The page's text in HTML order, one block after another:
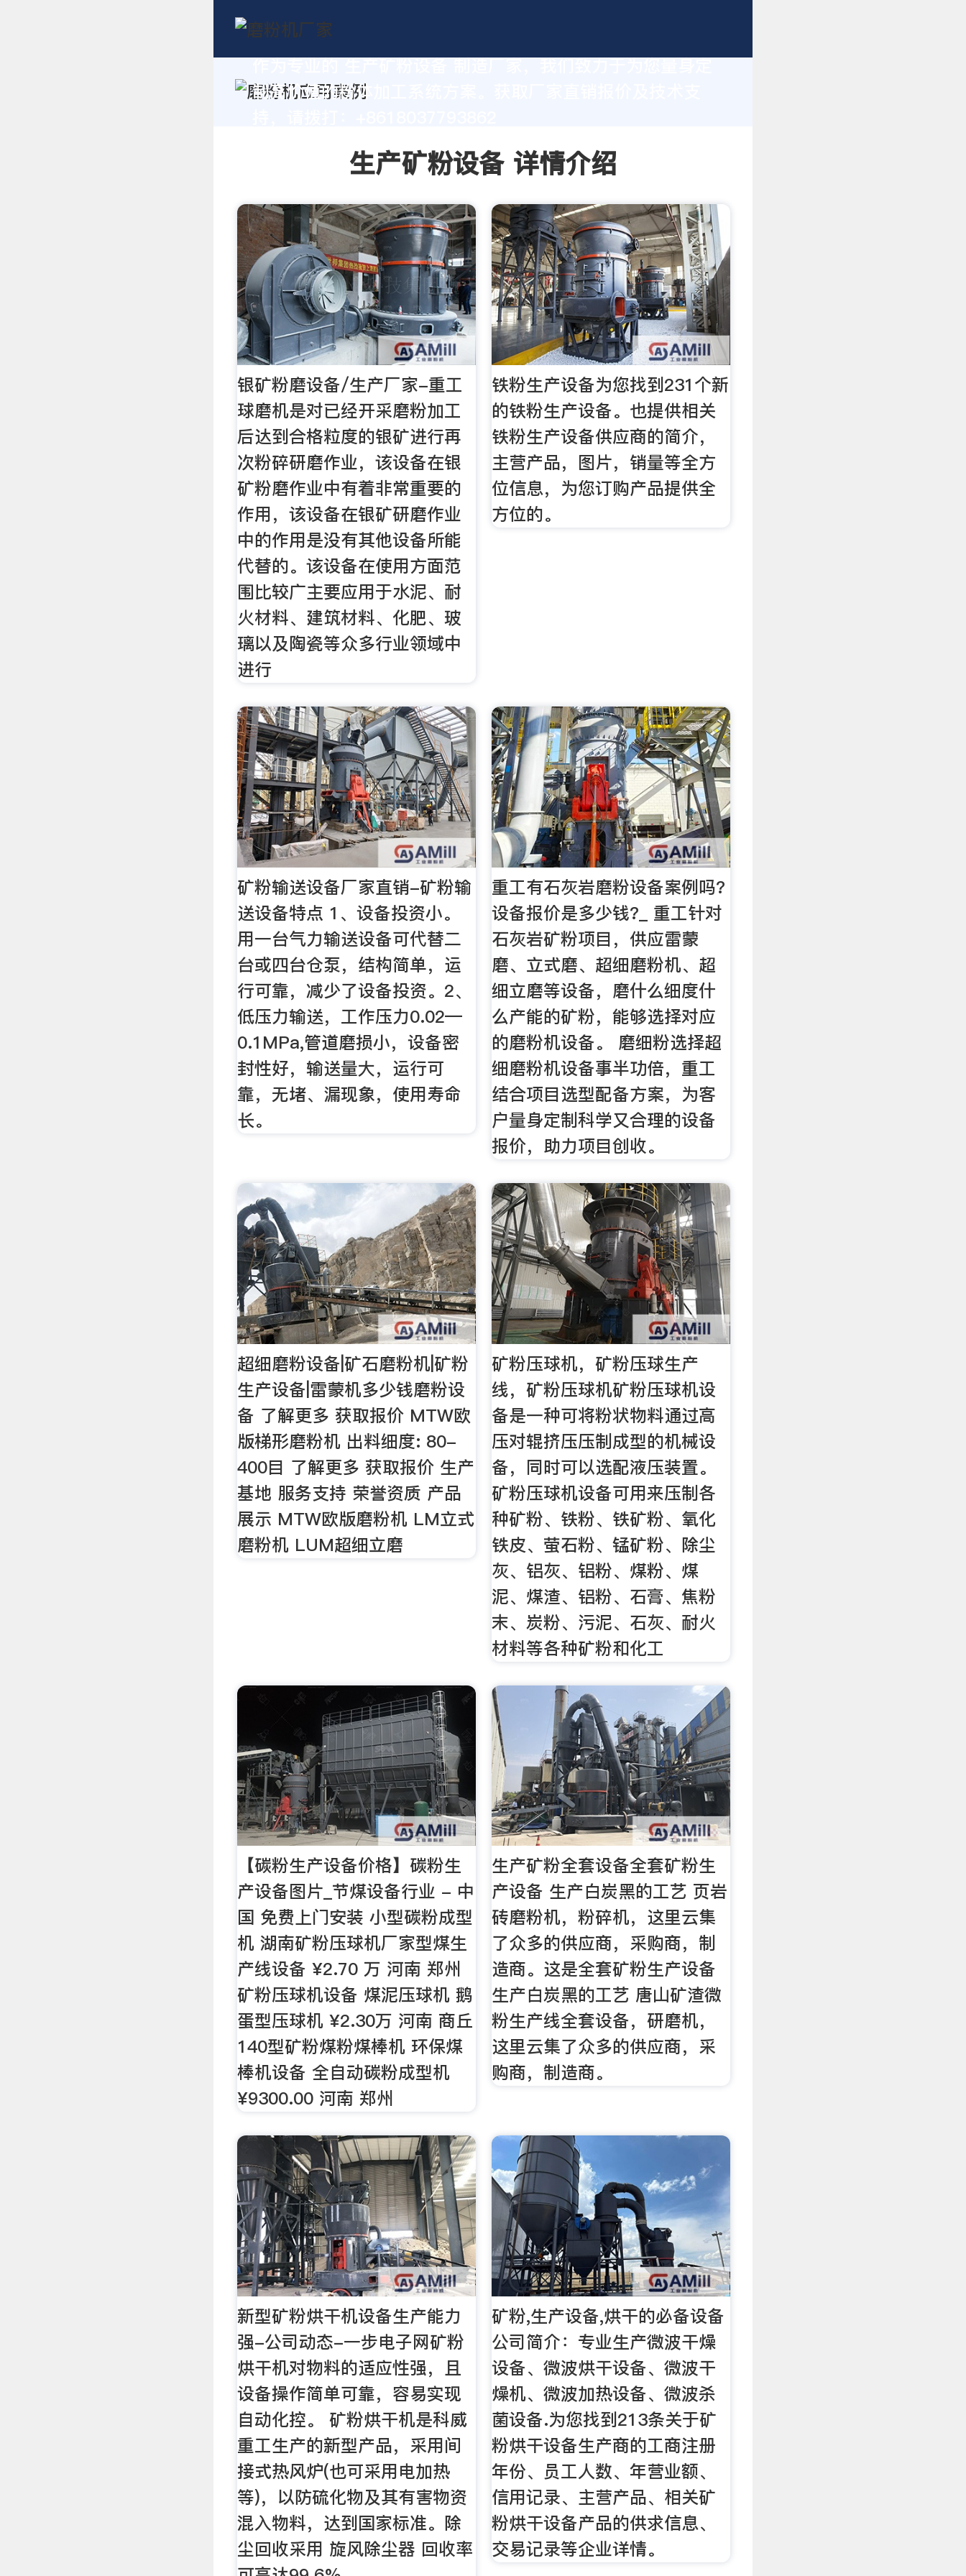
制高价值的粉体加工系统方案。获取厂家直销报价及技术支
生产矿粉设备 详情介绍
银矿粉磨设备/生产厂家-重工
球磨机是对已经开采磨粉加工
后达到合格粒度的银矿进行再
次粉碎研磨作业，该设备在银
矿粉磨作业中有着非常重要的
作用，该设备在银矿研磨作业
中的作用是没有其他设备所能
代替的。该设备在使用方面范
围比较广主要应用于水泥、耐
火材料、建筑材料、化肥、玻
璃以及陶瓷等众多行业领域中
进行
铁粉生产设备为您找到231个新
的铁粉生产设备。也提供相关
铁粉生产设备供应商的简介，
主营产品，图片，销量等全方
位信息，为您订购产品提供全
方位的。
矿粉输送设备厂家直销-矿粉输
送设备特点 1、设备投资小。
用一台气力输送设备可代替二
台或四台仓泵，结构简单，运
行可靠，减少了设备投资。2、
低压力输送，工作压力0.02—
0.1MPa,管道磨损小，设备密
封性好，输送量大，运行可
靠，无堵、漏现象，使用寿命
长。
重工有石灰岩磨粉设备案例吗?
设备报价是多少钱?_ 重工针对
石灰岩矿粉项目，供应雷蒙
磨、立式磨、超细磨粉机、超
细立磨等设备，磨什么细度什
么产能的矿粉，能够选择对应
的磨粉机设备。 磨细粉选择超
细磨粉机设备事半功倍，重工
结合项目选型配备方案，为客
户量身定制科学又合理的设备
报价，助力项目创收。
超细磨粉设备|矿石磨粉机|矿粉
生产设备|雷蒙机多少钱磨粉设
备 了解更多 获取报价 MTW欧
版梯形磨粉机 出料细度: 80-
400目 了解更多 获取报价 生产
基地 服务支持 荣誉资质 产品
展示 MTW欧版磨粉机 LM立式
磨粉机 LUM超细立磨
矿粉压球机，矿粉压球生产
线，矿粉压球机矿粉压球机设
备是一种可将粉状物料通过高
压对辊挤压压制成型的机械设
备，同时可以选配液压装置。
矿粉压球机设备可用来压制各
种矿粉、铁粉、铁矿粉、氧化
铁皮、萤石粉、锰矿粉、除尘
灰、铝灰、铝粉、煤粉、煤
泥、煤渣、铝粉、石膏、焦粉
末、炭粉、污泥、石灰、耐火
材料等各种矿粉和化工
【碳粉生产设备价格】碳粉生
产设备图片_节煤设备行业 - 中
国 免费上门安装 小型碳粉成型
机 湖南矿粉压球机厂家型煤生
产线设备 ¥2.70 万 河南 郑州
矿粉压球机设备 煤泥压球机 鹅
蛋型压球机 ¥2.30万 河南 商丘
140型矿粉煤粉煤棒机 环保煤
棒机设备 全自动碳粉成型机
¥9300.00 河南 郑州
生产矿粉全套设备全套矿粉生
产设备 生产白炭黑的工艺 页岩
砖磨粉机，粉碎机，这里云集
了众多的供应商，采购商，制
造商。这是全套矿粉生产设备
生产白炭黑的工艺 唐山矿渣微
粉生产线全套设备，研磨机，
这里云集了众多的供应商，采
购商，制造商。
新型矿粉烘干机设备生产能力
强-公司动态-一步电子网矿粉
烘干机对物料的适应性强，且
设备操作简单可靠，容易实现
自动化控。 矿粉烘干机是科威
重工生产的新型产品，采用间
接式热风炉(也可采用电加热
等)，以防硫化物及其有害物资
混入物料，达到国家标准。除
尘回收采用 旋风除尘器 回收率
矿粉,生产设备,烘干的必备设备
公司简介：专业生产微波干燥
设备、微波烘干设备、微波干
燥机、微波加热设备、微波杀
菌设备.为您找到213条关于矿
粉烘干设备生产商的工商注册
年份、员工人数、年营业额、
信用记录、主营产品、相关矿
粉烘干设备产品的供求信息、
交易记录等企业详情。